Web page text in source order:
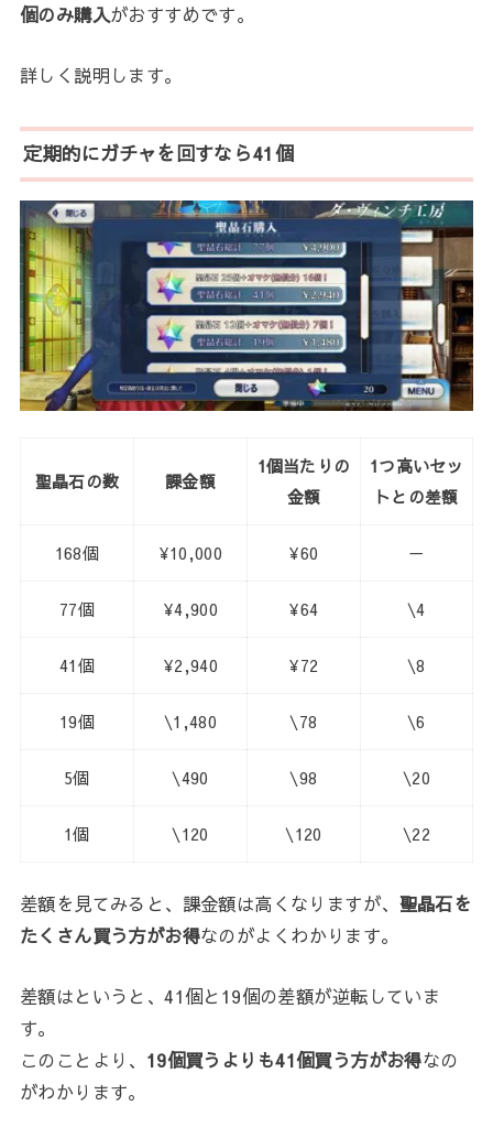
個のみ購入がおすすめです。
詳しく説明します。
定期的にガチャを回すなら41個
聖晶石の数 課金額
1個当たりの
金額
1つ高いセッ
トとの差額
168個 ¥10,000 ¥60 －
77個 ¥4,900 ¥64 \4
41個 ¥2,940 ¥72 \8
19個 \1,480 \78 \6
5個 \490 \98 \20
1個 \120 \120 \22
差額を見てみると、課金額は高くなりますが、 聖晶石を
たくさん買う方がお得なのがよくわかります。
差額はというと、41個と19個の差額が逆転していま
す。
このことより、 19個買うよりも41個買う方がお得なの
がわかります。